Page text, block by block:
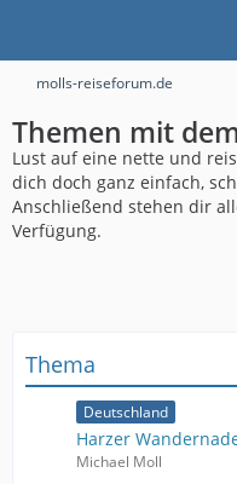
molls-reiseforum.de
Themen mit
Lust auf eine nette und
dich doch ganz einfach,
Anschließend stehen dir
Verfügung.
Thema
Deutschland
Harzer
Michael Moll